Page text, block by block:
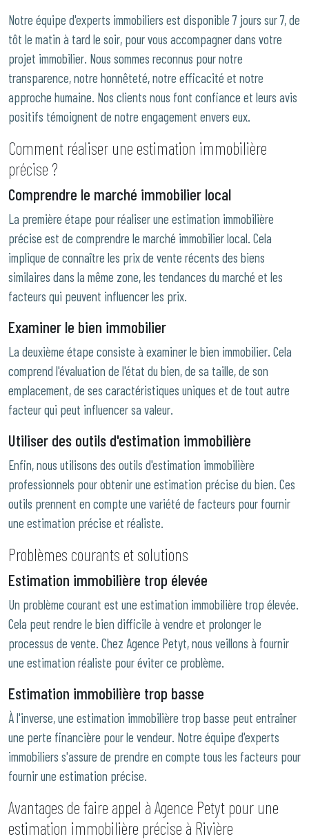
Notre équipe d'experts immobiliers est disponible 7 jours sur 7, de
tôt le matin à tard le soir, pour vous accompagner dans votre
projet immobilier. Nous sommes reconnus pour notre
transparence, notre honnêteté, notre efficacité et notre
approche humaine. Nos clients nous font confiance et leurs avis
positifs témoignent de notre engagement envers eux.
Comment réaliser une estimation immobilière
précise ?
Comprendre le marché immobilier local
La première étape pour réaliser une estimation immobilière
précise est de comprendre le marché immobilier local. Cela
implique de connaître les prix de vente récents des biens
similaires dans la même zone, les tendances du marché et les
facteurs qui peuvent influencer les prix.
Examiner le bien immobilier
La deuxième étape consiste à examiner le bien immobilier. Cela
comprend l'évaluation de l'état du bien, de sa taille, de son
emplacement, de ses caractéristiques uniques et de tout autre
facteur qui peut influencer sa valeur.
Utiliser des outils d'estimation immobilière
Enfin, nous utilisons des outils d'estimation immobilière
professionnels pour obtenir une estimation précise du bien. Ces
outils prennent en compte une variété de facteurs pour fournir
une estimation précise et réaliste.
Problèmes courants et solutions
Estimation immobilière trop élevée
Un problème courant est une estimation immobilière trop élevée.
Cela peut rendre le bien difficile à vendre et prolonger le
processus de vente. Chez Agence Petyt, nous veillons à fournir
une estimation réaliste pour éviter ce problème.
Estimation immobilière trop basse
À l'inverse, une estimation immobilière trop basse peut entraîner
une perte financière pour le vendeur. Notre équipe d'experts
immobiliers s'assure de prendre en compte tous les facteurs pour
fournir une estimation précise.
Avantages de faire appel à Agence Petyt pour une
estimation immobilière précise à Rivière